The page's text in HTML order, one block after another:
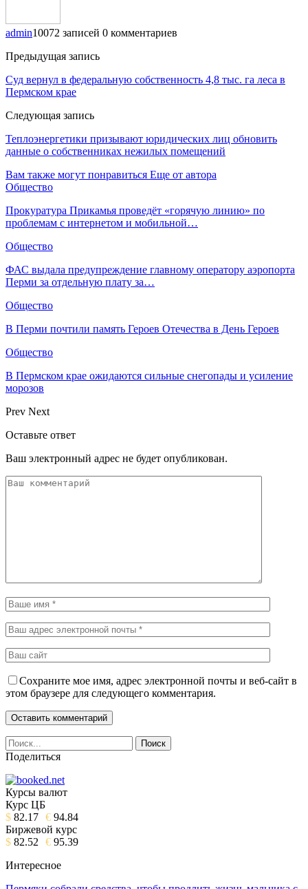
admin10072 записей 0 комментариев
Предыдущая запись
Суд вернул в федеральную собственность 4,8 тыс. га леса в
Пермском крае
Следующая запись
Теплоэнергетики призывают юридических лиц обновить
данные о собственниках нежилых помещений
Вам также могут понравиться Еще от автора
Общество
Прокуратура Прикамья проведёт «горячую линию» по
проблемам с интернетом и мобильной…
Общество
ФАС выдала предупреждение главному оператору аэропорта
Перми за отдельную плату за…
Общество
В Перми почтили память Героев Отечества в День Героев
Общество
В Пермском крае ожидаются сильные снегопады и усиление
морозов
Prev Next
Оставьте ответ
Ваш электронный адрес не будет опубликован.
Сохраните мое имя, адрес электронной почты и веб-сайт в
этом браузере для следующего комментария.
Поделиться
Курсы валют
Курс ЦБ
$ 82.17 € 94.84
Биржевой курс
$ 82.52 € 95.39
Интересное